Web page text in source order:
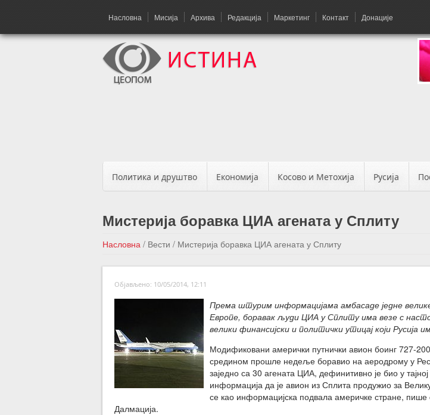
Насловна Мисија Архива Редакција Маркетинг Контакт Донације
Политика и друштво Економија Косово и Метохија Русија
Мистерија боравка ЦИА агената у Сплиту
Насловна / Вести / Мистерија боравка ЦИА агената у Сплиту
Објављено: 10/05/2014, 12:11
Према штурим информацијама амбасаде једне
Европе, боравак људи ЦИА у Сплиту има везе с
велики финансијски и политички утицај који Русија
Модификовани амерички путнички авион боинг 727-
средином прошле недеље боравио на аеродрому у
заједно са 30 агената ЦИА, дефинитивно је био у
информација да је авион из Сплита продужио за
се као информацијска подвала америчке стране,
Далмација.